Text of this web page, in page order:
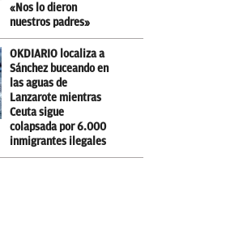
«Nos lo dieron
nuestros padres»
OKDIARIO localiza a
Sánchez buceando en
las aguas de
Lanzarote mientras
Ceuta sigue
colapsada por 6.000
inmigrantes ilegales